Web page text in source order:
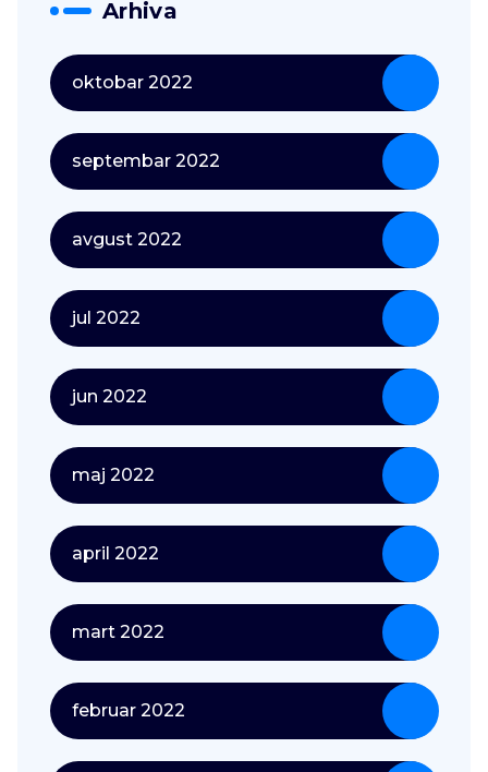
Arhiva
oktobar 2022
septembar 2022
avgust 2022
jul 2022
jun 2022
maj 2022
april 2022
mart 2022
februar 2022